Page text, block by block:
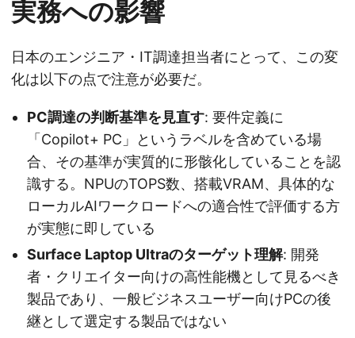
実務への影響
日本のエンジニア・IT調達担当者にとって、この変
化は以下の点で注意が必要だ。
PC調達の判断基準を見直す: 要件定義に
「Copilot+ PC」というラベルを含めている場
合、その基準が実質的に形骸化していることを認
識する。NPUのTOPS数、搭載VRAM、具体的な
ローカルAIワークロードへの適合性で評価する方
が実態に即している
Surface Laptop Ultraのターゲット理解: 開発
者・クリエイター向けの高性能機として見るべき
製品であり、一般ビジネスユーザー向けPCの後
継として選定する製品ではない